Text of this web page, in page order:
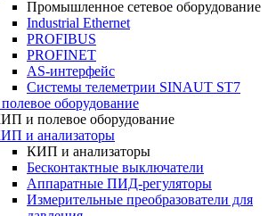
Промышленное сетевое оборудование
Industrial Ethernet
PROFIBUS
PROFINET
AS-интерфейс
Системы телеметрии SINAUT ST7
оборудование
и полевое оборудование
и анализаторы
КИП и анализаторы
Бесконтактные выключатели
Аппаратные ПИД-регуляторы
Измерительные преобразователи для